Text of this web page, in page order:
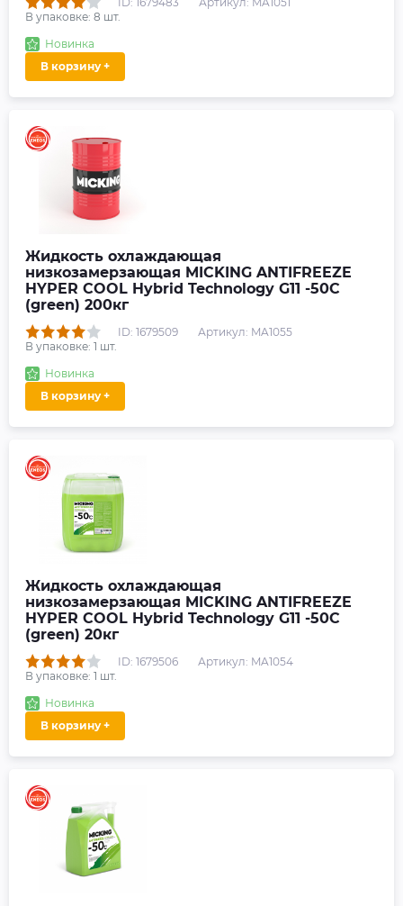
В упаковке: 8 шт.
Новинка
В корзину +
Жидкость охлаждающая
низкозамерзающая MICKING ANTIFREEZE
HYPER COOL Hybrid Technology G11 -50C
(green) 200кг
ID: 1679509
Артикул: MA1055
В упаковке: 1 шт.
Новинка
В корзину +
Жидкость охлаждающая
низкозамерзающая MICKING ANTIFREEZE
HYPER COOL Hybrid Technology G11 -50C
(green) 20кг
ID: 1679506
Артикул: MA1054
В упаковке: 1 шт.
Новинка
В корзину +